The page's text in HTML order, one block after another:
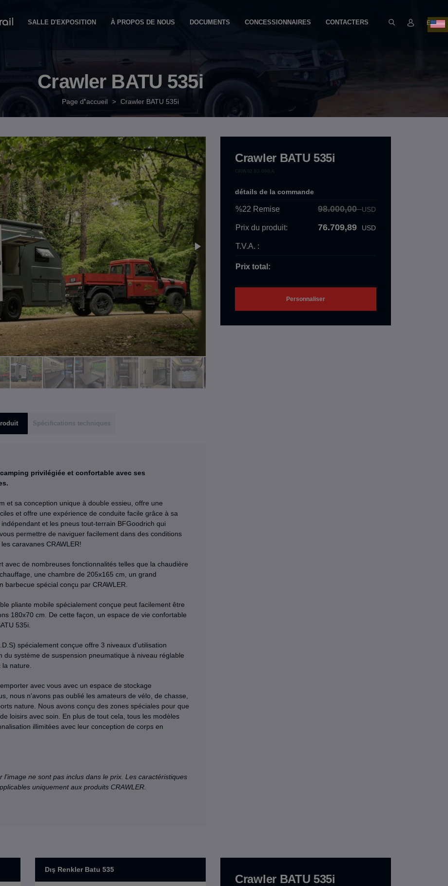
SALLE D'EXPOSITION À PROPOS DE NOUS DOCUMENTS CONCESSIONNAIRES CONTACTERS EN
Crawler BATU 535i
Page d❜accueil > Crawler BATU 535i
Crawler BATU 535i
détails de la commande
%22 Remise 98.000,00USD
Prix ​​du produit: 76.709,89 USD
T.V.A. :
Prix ​​total:
Personnaliser
Spécifications techniques
privilégiée et confortable avec ses
et sa conception unique à double essieu, offre une
et offre une expérience de conduite facile grâce à sa
et les pneus tout-terrain BFGoodrich qui
permettre de naviguer facilement dans des conditions
caravanes CRAWLER!
avec de nombreuses fonctionnalités telles que la chaudière
une chambre de 205x165 cm, un grand
spécial conçu par CRAWLER.
pliante mobile spécialement conçue peut facilement être
180x70 cm. De cette façon, un espace de vie confortable
535i.
spécialement conçue offre 3 niveaux d'utilisation
système de suspension pneumatique à niveau réglable
nature.
avec vous avec un espace de stockage
nous n'avons pas oublié les amateurs de vélo, de chasse,
nature. Nous avons conçu des zones spéciales pour que
loisirs avec soin. En plus de tout cela, tous les modèles
illimitées avec leur conception de corps en
l'image ne sont pas inclus dans le prix. Les caractéristiques
uniquement aux produits CRAWLER.
Dış Renkler Batu 535
Crawler BATU 535i